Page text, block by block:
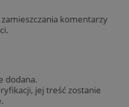
komentarzy
dodana.
jej treść zostanie